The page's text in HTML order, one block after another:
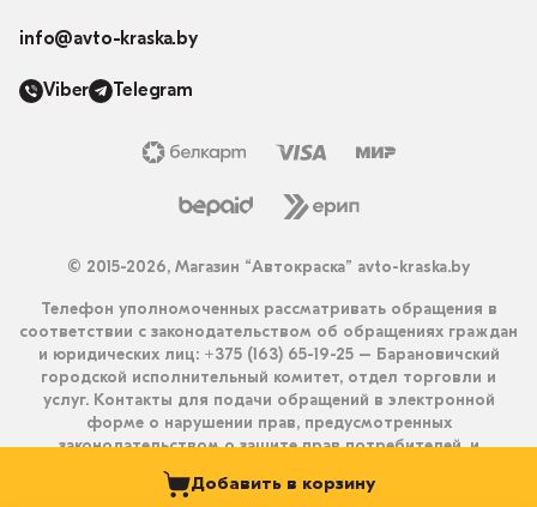
Добавить в корзину
info@avto-kraska.by
Viber Telegram
© 2015-2026, Магазин “Автокраска” avto-kraska.by
Телефон уполномоченных рассматривать обращения в
соответствии с законодательством об обращениях граждан
и юридических лиц: +375 (163) 65-19-25 – Барановичский
городской исполнительный комитет, отдел торговли и
услуг. Контакты для подачи обращений в электронной
форме о нарушении прав, предусмотренных
законодательством о защите прав потребителей, и
получения ответа на них: info@avto-kraska.by и
+375333550203 (Viber, Telegram).